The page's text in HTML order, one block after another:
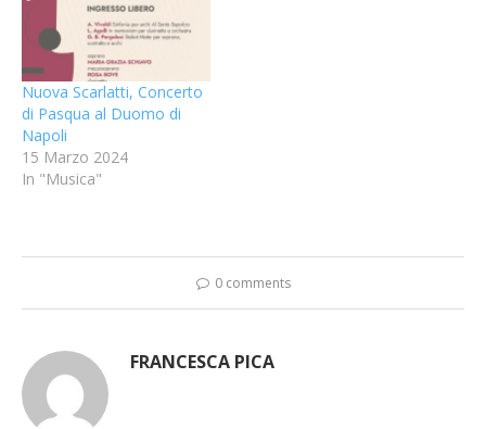
Nuova Scarlatti, Concerto
di Pasqua al Duomo di
Napoli
15 Marzo 2024
In "Musica"
0 comments
FRANCESCA PICA